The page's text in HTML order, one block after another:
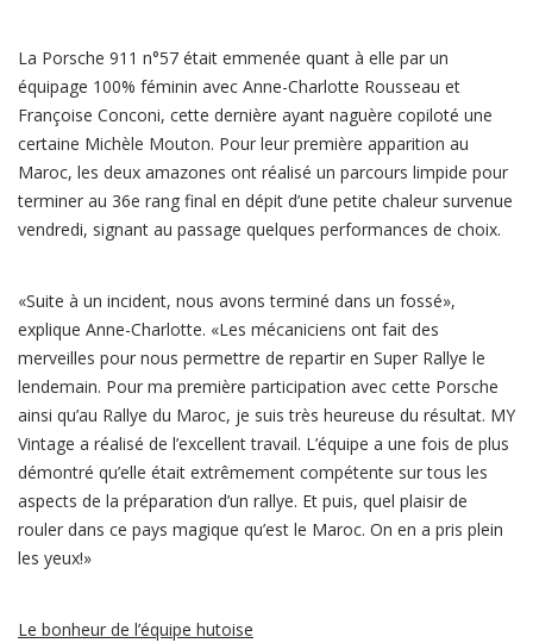
La Porsche 911 n°57 était emmenée quant à elle par un
équipage 100% féminin avec Anne-Charlotte Rousseau et
Françoise Conconi, cette dernière ayant naguère copiloté une
certaine Michèle Mouton. Pour leur première apparition au
Maroc, les deux amazones ont réalisé un parcours limpide pour
terminer au 36e rang final en dépit d’une petite chaleur survenue
vendredi, signant au passage quelques performances de choix.
«Suite à un incident, nous avons terminé dans un fossé»,
explique Anne-Charlotte. «Les mécaniciens ont fait des
merveilles pour nous permettre de repartir en Super Rallye le
lendemain. Pour ma première participation avec cette Porsche
ainsi qu’au Rallye du Maroc, je suis très heureuse du résultat. MY
Vintage a réalisé de l’excellent travail. L’équipe a une fois de plus
démontré qu’elle était extrêmement compétente sur tous les
aspects de la préparation d’un rallye. Et puis, quel plaisir de
rouler dans ce pays magique qu’est le Maroc. On en a pris plein
les yeux!»
Le bonheur de l’équipe hutoise